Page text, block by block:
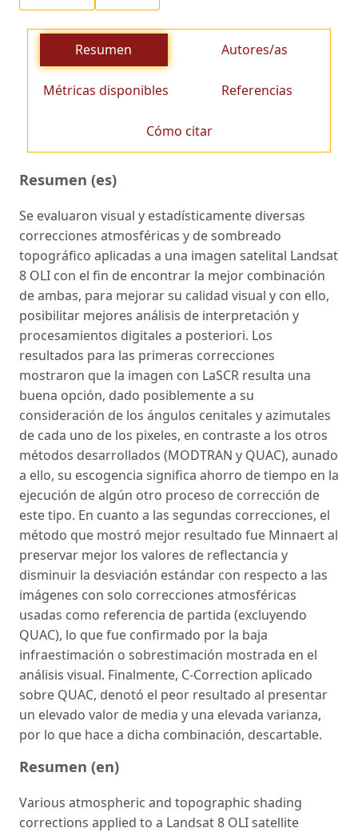
Resumen Autores/as
Métricas disponibles Referencias
Cómo citar
Resumen (es)
Se evaluaron visual y estadísticamente diversas
correcciones atmosféricas y de sombreado
topográfico aplicadas a una imagen satelital Landsat
8 OLI con el fin de encontrar la mejor combinación
de ambas, para mejorar su calidad visual y con ello,
posibilitar mejores análisis de interpretación y
procesamientos digitales a posteriori. Los
resultados para las primeras correcciones
mostraron que la imagen con LaSCR resulta una
buena opción, dado posiblemente a su
consideración de los ángulos cenitales y azimutales
de cada uno de los pixeles, en contraste a los otros
métodos desarrollados (MODTRAN y QUAC), aunado
a ello, su escogencia significa ahorro de tiempo en la
ejecución de algún otro proceso de corrección de
este tipo. En cuanto a las segundas correcciones, el
método que mostró mejor resultado fue Minnaert al
preservar mejor los valores de reflectancia y
disminuir la desviación estándar con respecto a las
imágenes con solo correcciones atmosféricas
usadas como referencia de partida (excluyendo
QUAC), lo que fue confirmado por la baja
infraestimación o sobrestimación mostrada en el
análisis visual. Finalmente, C-Correction aplicado
sobre QUAC, denotó el peor resultado al presentar
un elevado valor de media y una elevada varianza,
por lo que hace a dicha combinación, descartable.
Resumen (en)
Various atmospheric and topographic shading
corrections applied to a Landsat 8 OLI satellite